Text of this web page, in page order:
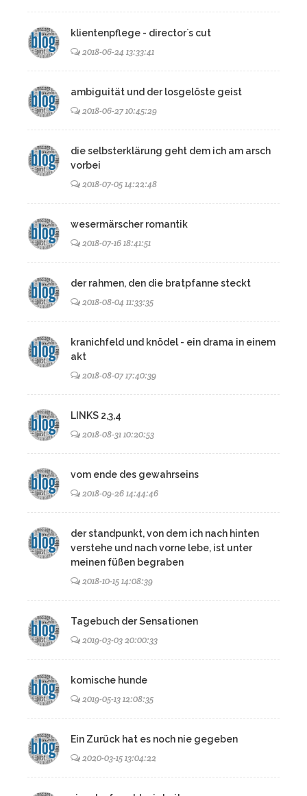
klientenpflege - director`s cut
2018-06-24 13:33:41
ambiguität und der losgelöste geist
2018-06-27 10:45:29
die selbsterklärung geht dem ich am arsch
vorbei
2018-07-05 14:22:48
wesermärscher romantik
2018-07-16 18:41:51
der rahmen, den die bratpfanne steckt
2018-08-04 11:33:35
kranichfeld und knödel - ein drama in einem
akt
2018-08-07 17:40:39
LINKS 2,3,4
2018-08-31 10:20:53
vom ende des gewahrseins
2018-09-26 14:44:46
der standpunkt, von dem ich nach hinten
verstehe und nach vorne lebe, ist unter
meinen füßen begraben
2018-10-15 14:08:39
Tagebuch der Sensationen
2019-03-03 20:00:33
komische hunde
2019-05-13 12:08:35
Ein Zurück hat es noch nie gegeben
2020-03-15 13:04:22